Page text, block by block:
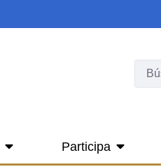
Participa